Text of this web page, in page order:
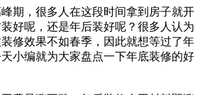
期，很多人在这段时间拿到房子就开
好呢，还是年后装好呢？很多人认为
修效果不如春季，因此就想等过了年
小编就为大家盘点一下年底装修的好